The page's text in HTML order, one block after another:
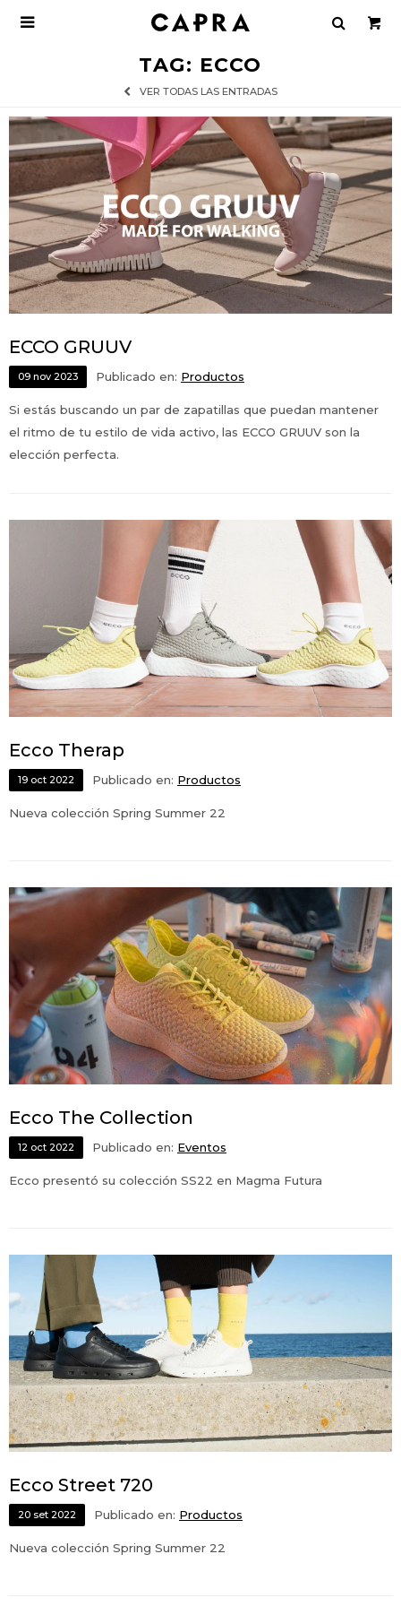

TAG: ECCO
VER TODAS LAS ENTRADAS
ECCO GRUUV
09 nov 2023 Publicado en: Productos
Si estás buscando un par de zapatillas que puedan mantener
el ritmo de tu estilo de vida activo, las ECCO GRUUV son la
elección perfecta.
Ecco Therap
19 oct 2022 Publicado en: Productos
Nueva colección Spring Summer 22
Ecco The Collection
12 oct 2022 Publicado en: Eventos
Ecco presentó su colección SS22 en Magma Futura
Ecco Street 720
20 set 2022 Publicado en: Productos
Nueva colección Spring Summer 22